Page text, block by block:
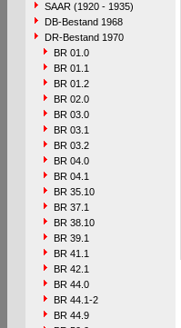
SAAR (1920 - 1935)
DB-Bestand 1968
DR-Bestand 1970
BR 01.0
BR 01.1
BR 01.2
BR 02.0
BR 03.0
BR 03.1
BR 03.2
BR 04.0
BR 04.1
BR 35.10
BR 37.1
BR 38.10
BR 39.1
BR 41.1
BR 42.1
BR 44.0
BR 44.1-2
BR 44.9